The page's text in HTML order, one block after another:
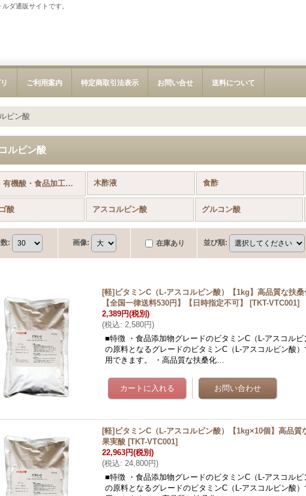
ダ通販サイトです。
ご利用案内 特定商取引法表示 お問い合せ 送料について
ビン酸
ルビン酸
有機酸・食品加工材料 (全商品) 木酢液 食酢
酸 アスコルビン酸 グルコン酸
: 画像: 在庫あり 並び順:
[軽]ビタミンC（L-アスコルビン酸）【1kg】高品質な扶
【全国一律送料530円】【日時指定不可】
[TKT-VTC001]
2,389円(税別)
(税込: 2,580円)
■特徴 ・食品添加物グレードのビタミンC（L-アスコルビ
の原料となるグレードのビタミンC（L-アスコルビン酸
用できます。 ・高品質な扶桑化…
[軽]ビタミンC（L-アスコルビン酸）【1kg×10個】高品質
果実酸 [TKT-VTC001]
22,963円(税別)
(税込: 24,800円)
■特徴 ・食品添加物グレードのビタミンC（L-アスコルビ
の原料となるグレードのビタミンC（L-アスコルビン酸